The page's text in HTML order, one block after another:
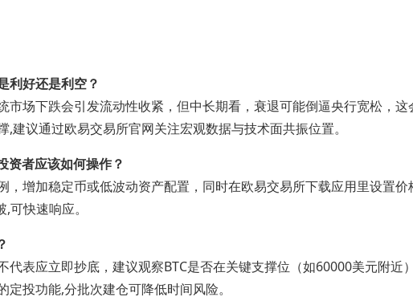
利好还是利空？
市场下跌会引发流动性收紧，但中长期看，衰退可能倒逼央行宽松，这
建议通过欧易交易所官网关注宏观数据与技术面共振位置。
资者应该如何操作？
，增加稳定币或低波动资产配置，同时在欧易交易所下载应用里设置价
可快速响应。
代表应立即抄底，建议观察BTC是否在关键支撑位（如60000美元附近
投功能,分批次建仓可降低时间风险。